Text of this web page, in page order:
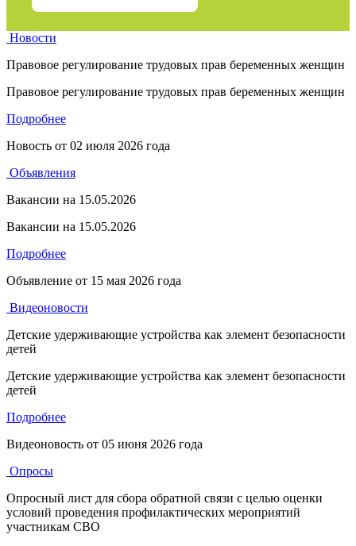
Новости
Правовое регулирование трудовых прав беременных женщин
Правовое регулирование трудовых прав беременных женщин
Подробнее
Новость от 02 июля 2026 года
Объявления
Вакансии на 15.05.2026
Вакансии на 15.05.2026
Подробнее
Объявление от 15 мая 2026 года
Видеоновости
Детские удерживающие устройства как элемент безопасности
детей
Детские удерживающие устройства как элемент безопасности
детей
Подробнее
Видеоновость от 05 июня 2026 года
Опросы
Опросный лист для сбора обратной связи с целью оценки
условий проведения профилактических мероприятий
участникам СВО